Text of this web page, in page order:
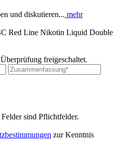
und diskutieren... mehr
Red Line Nikotin Liquid Double
freigeschaltet.
sind Pflichtfelder.
zur Kenntnis